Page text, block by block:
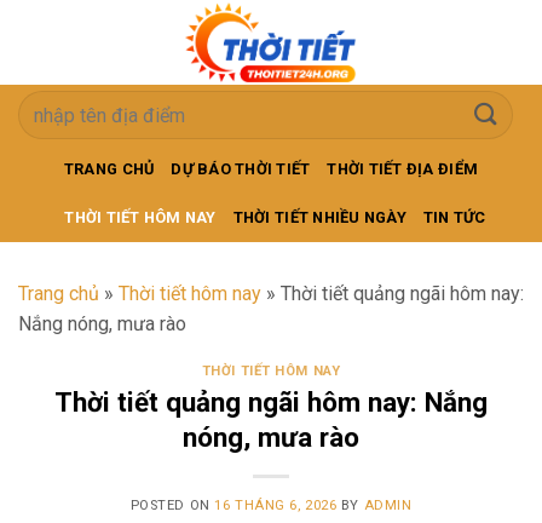
TRANG CHỦ DỰ BÁO THỜI TIẾT THỜI TIẾT ĐỊA ĐIỂM
THỜI TIẾT HÔM NAY THỜI TIẾT NHIỀU NGÀY TIN TỨC
Trang chủ » Thời tiết hôm nay » Thời tiết quảng ngãi hôm nay:
Nắng nóng, mưa rào
THỜI TIẾT HÔM NAY
Thời tiết quảng ngãi hôm nay: Nắng
nóng, mưa rào
POSTED ON16 THÁNG 6, 2026 BY ADMIN